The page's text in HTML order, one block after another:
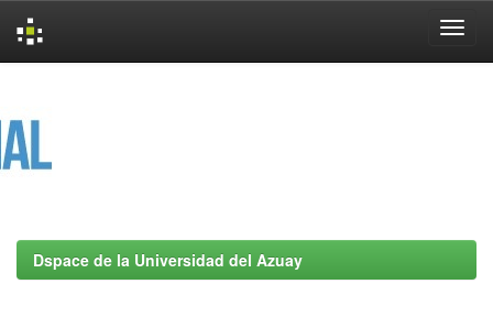
Dspace de la Universidad del Azuay